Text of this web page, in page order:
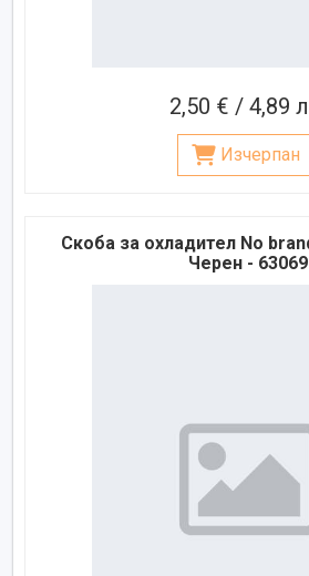
2,50 € / 4,89
Изчерпан
Скоба за охладител No
Черен - 63069